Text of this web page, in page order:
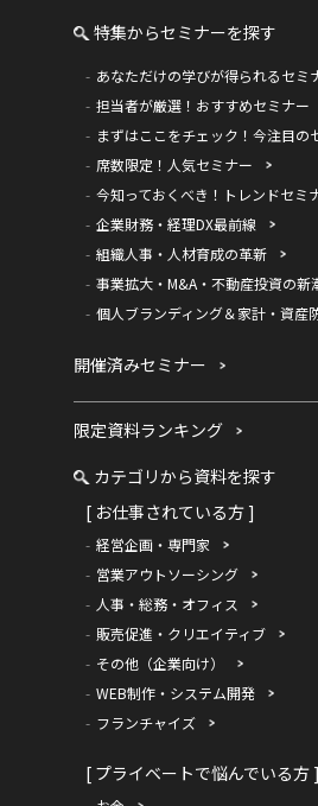
特集からセミナーを探す
あなただけの学びが得られるセミ
担当者が厳選！おすすめセミナー
まずはここをチェック！今注目の
席数限定！人気セミナー
今知っておくべき！トレンドセミ
企業財務・経理DX最前線
組織人事・人材育成の革新
事業拡大・M&A・不動産投資の新
個人ブランディング＆家計・資産
開催済みセミナー
限定資料ランキング
カテゴリから資料を探す
[ お仕事されている方 ]
経営企画・専門家
営業アウトソーシング
人事・総務・オフィス
販売促進・クリエイティブ
その他（企業向け）
WEB制作・システム開発
フランチャイズ
[ プライベートで悩んでいる方 ]